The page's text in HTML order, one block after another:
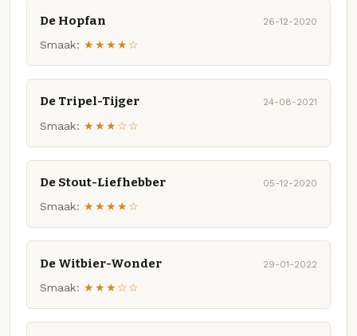
De Hopfan 26-12-2020
Smaak: ★★★★☆
De Tripel-Tijger 24-08-2021
Smaak: ★★★☆☆
De Stout-Liefhebber 05-12-2020
Smaak: ★★★★☆
De Witbier-Wonder 29-01-2022
Smaak: ★★★☆☆